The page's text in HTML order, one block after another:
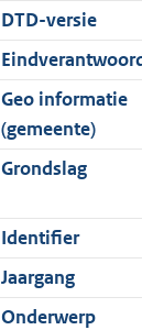
o
r
m
a
t
f
o
r
a
a
b
n
f
o
m
a
t
K
b
i
n
f
r
m
a
t
K
b
DTD-versie
Geo informatie
(gemeente)
Grondslag
Identifier
Jaargang
Onderwerp